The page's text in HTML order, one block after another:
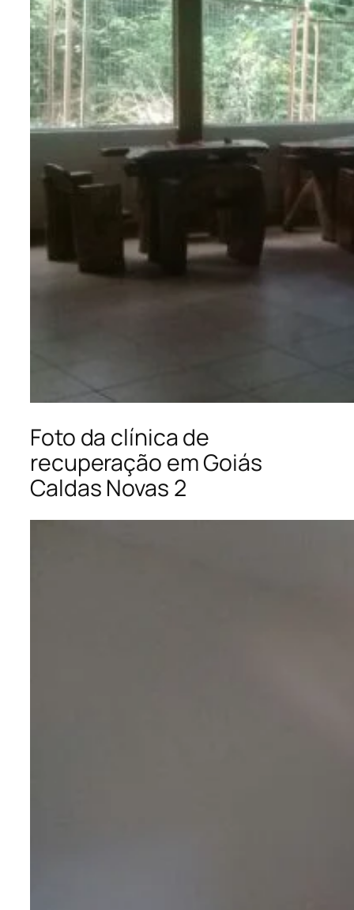
Foto da clínica de
recuperação em Goiás
Caldas Novas 2